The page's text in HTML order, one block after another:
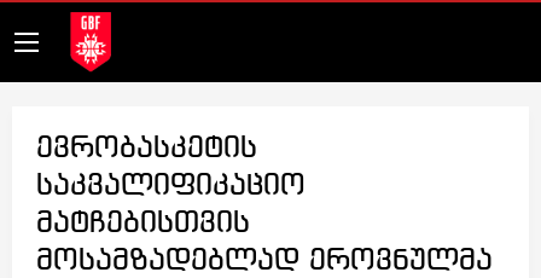
ევრობასკეტის
საკვალიფიკაციო
მატჩებისთვის
მოსამზადებლად ეროვნულმა